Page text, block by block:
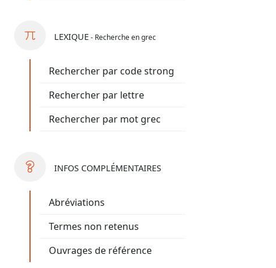
LEXIQUE- Recherche en grec
Rechercher par code strong
Rechercher par lettre
Rechercher par mot grec
INFOS COMPLÉMENTAIRES
Abréviations
Termes non retenus
Ouvrages de référence